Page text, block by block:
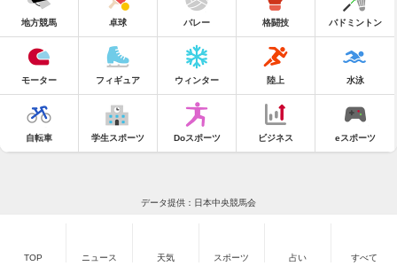
地方競馬 卓球 バレー 格闘技 バドミントン
モーター フィギュア ウィンター 陸上 水泳
自転車 学生スポーツ Doスポーツ ビジネス eスポーツ
データ提供：日本中央競馬会
TOP ニュース 天気 スポーツ 占い すべて